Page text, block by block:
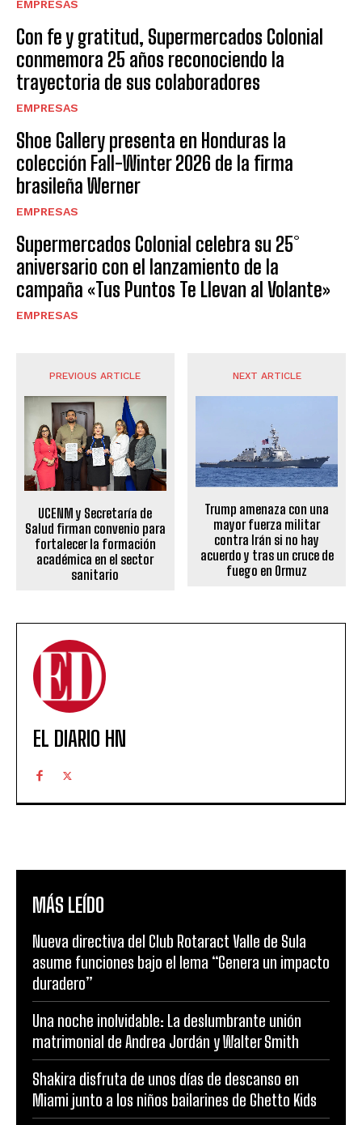
EMPRESAS
Con fe y gratitud, Supermercados Colonial
conmemora 25 años reconociendo la
trayectoria de sus colaboradores
EMPRESAS
Shoe Gallery presenta en Honduras la
colección Fall-Winter 2026 de la firma
brasileña Werner
EMPRESAS
Supermercados Colonial celebra su 25°
aniversario con el lanzamiento de la
campaña «Tus Puntos Te Llevan al Volante»
EMPRESAS
PREVIOUS ARTICLE
UCENM y Secretaría de
Salud firman convenio para
fortalecer la formación
académica en el sector
sanitario
NEXT ARTICLE
Trump amenaza con una
mayor fuerza militar
contra Irán si no hay
acuerdo y tras un cruce de
fuego en Ormuz
EL DIARIO HN
MÁS LEÍDO
Nueva directiva del Club Rotaract Valle de Sula
asume funciones bajo el lema “Genera un impacto
duradero”
Una noche inolvidable: La deslumbrante unión
matrimonial de Andrea Jordán y Walter Smith
Shakira disfruta de unos días de descanso en
Miami junto a los niños bailarines de Ghetto Kids